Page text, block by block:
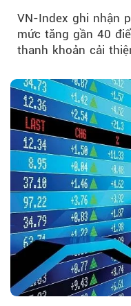
VN-Index ghi nhận
mức tăng gần 40
thanh khoản cải